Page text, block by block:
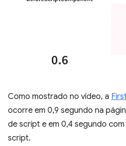
Como mostrado no vídeo, a
ocorre em 0,9 segundo na
de script e em 0,4 segundo
script.